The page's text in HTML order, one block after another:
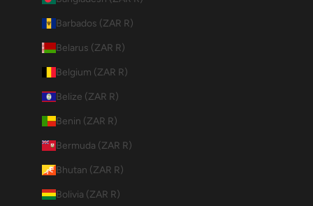
Barbados (ZAR R)
Belarus (ZAR R)
Belgium (ZAR R)
Belize (ZAR R)
Benin (ZAR R)
Bermuda (ZAR R)
Bhutan (ZAR R)
Bolivia (ZAR R)